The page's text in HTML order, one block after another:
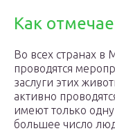
Как
Во всех странах в
проводятся
заслуги этих
активно
имеют только
большее число